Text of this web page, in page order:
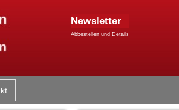
Newsletter
Abbestellen und Details